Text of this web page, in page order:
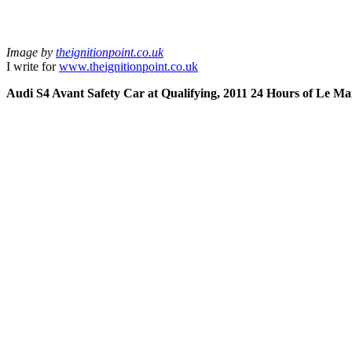
Image by theignitionpoint.co.uk
I write forwww.theignitionpoint.co.uk
Audi S4 Avant Safety Car at Qualifying, 2011 24 Hours of Le